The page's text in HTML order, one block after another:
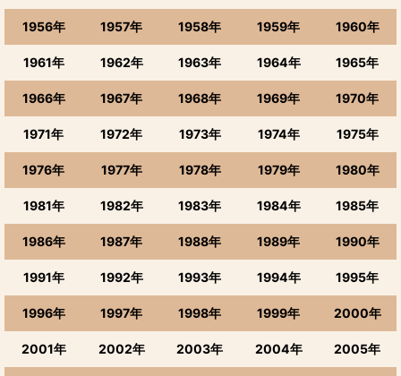
1956年 1957年 1958年 1959年 1960年
1961年 1962年 1963年 1964年 1965年
1966年 1967年 1968年 1969年 1970年
1971年 1972年 1973年 1974年 1975年
1976年 1977年 1978年 1979年 1980年
1981年 1982年 1983年 1984年 1985年
1986年 1987年 1988年 1989年 1990年
1991年 1992年 1993年 1994年 1995年
1996年 1997年 1998年 1999年 2000年
2001年 2002年 2003年 2004年 2005年